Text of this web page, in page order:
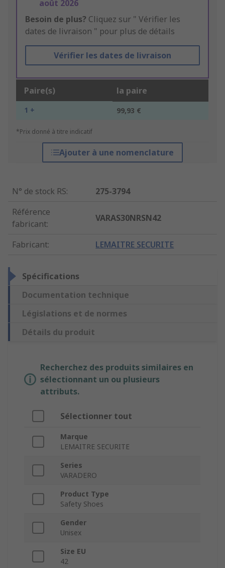
août 2026
Besoin de plus? Cliquez sur " Vérifier les
dates de livraison " pour plus de détails
Vérifier les dates de livraison
Paire(s) la paire
1 + 99,93 €
*Prix donné à titre indicatif
Ajouter à une nomenclature
N° de stock RS:
275-3794
Référence
fabricant:
VARAS30NRSN42
Fabricant: LEMAITRE SECURITE
Spécifications
Documentation technique
Législations et de normes
Détails du produit
Recherchez des produits similaires en
sélectionnant un ou plusieurs
attributs.
Sélectionner tout
Marque
LEMAITRE SECURITE
Series
VARADERO
Product Type
Safety Shoes
Gender
Unisex
Size EU
42